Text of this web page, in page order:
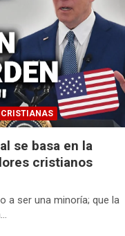
se basa en la
cristianos
a ser una minoría; que la